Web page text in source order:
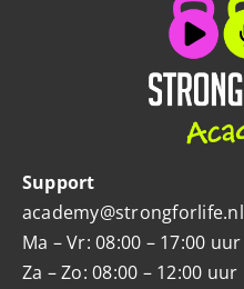
Support
academy@strongforlife.nl
Ma – Vr: 08:00 – 17:00 uur
Za – Zo: 08:00 – 12:00 uur